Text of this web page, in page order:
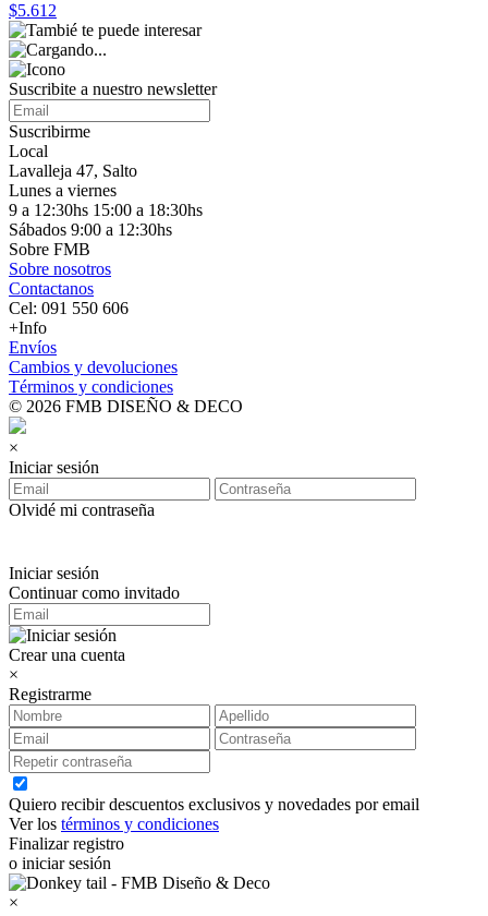
$5.612
Suscribite a nuestro newsletter
Suscribirme
Local
Lavalleja 47, Salto
Lunes a viernes
9 a 12:30hs 15:00 a 18:30hs
Sábados 9:00 a 12:30hs
Sobre FMB
Sobre nosotros
Contactanos
Cel: 091 550 606
+Info
Envíos
Cambios y devoluciones
Términos y condiciones
© 2026 FMB DISEÑO & DECO
×
Iniciar sesión
Olvidé mi contraseña
Iniciar sesión
Continuar como invitado
Crear una cuenta
×
Registrarme
Quiero recibir descuentos exclusivos y novedades por email
Ver los términos y condiciones
Finalizar registro
o iniciar sesión
×